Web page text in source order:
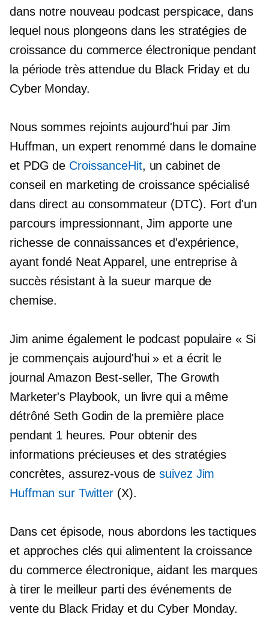
dans notre nouveau podcast perspicace, dans
lequel nous plongeons dans les stratégies de
croissance du commerce électronique pendant
la période très attendue du Black Friday et du
Cyber ​​Monday.
Nous sommes rejoints aujourd'hui par Jim
Huffman, un expert renommé dans le domaine
et PDG de CroissanceHit, un cabinet de
conseil en marketing de croissance spécialisé
dans direct au consommateur (DTC). Fort d'un
parcours impressionnant, Jim apporte une
richesse de connaissances et d'expérience,
ayant fondé Neat Apparel, une entreprise à
succès résistant à la sueur marque de
chemise.
Jim anime également le podcast populaire « Si
je commençais aujourd'hui » et a écrit le
journal Amazon Best-seller, The Growth
Marketer's Playbook, un livre qui a même
détrôné Seth Godin de la première place
pendant 1 heures. Pour obtenir des
informations précieuses et des stratégies
concrètes, assurez-vous desuivez Jim
Huffman sur Twitter (X).
Dans cet épisode, nous abordons les tactiques
et approches clés qui alimentent la croissance
du commerce électronique, aidant les marques
à tirer le meilleur parti des événements de
vente du Black Friday et du Cyber ​​Monday.